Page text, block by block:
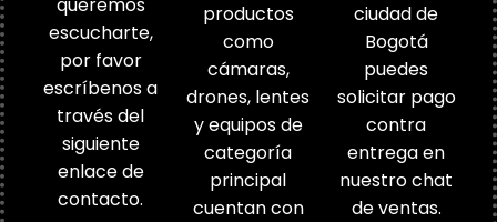
escucharte,
por favor
escríbenos a
través del
siguiente
enlace de
contacto.
productos
como
cámaras,
drones, lentes
y equipos de
categoría
principal
cuentan con
ciudad de
Bogotá
puedes
solicitar pago
contra
entrega en
nuestro chat
de ventas.